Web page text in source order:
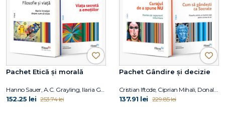
Pachet Etică și morală
152.25 lei 253.74 lei
Pachet Gândire și decizie
137.91 lei 229.85 lei